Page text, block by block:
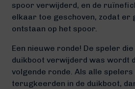
spoor verwijderd, en de
elkaar toe geschoven, zodat er
ontstaan op het spoor.
Een nieuwe ronde! De speler
duikboot verwijderd was wordt
volgende ronde. Als alle spelers
terugkeerden in de duikboot,